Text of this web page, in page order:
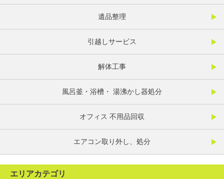
遺品整理
引越しサービス
解体工事
風呂釜・浴槽・ 湯沸かし器処分
オフィス 不用品回収
エアコン取り外し、処分
エリアカテゴリ